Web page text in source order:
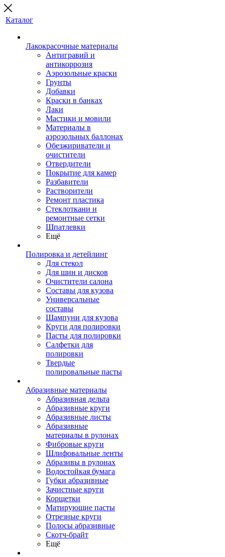
Каталог
Лакокрасочные материалы
Антигравий и
антикоррозия
Аэрозольные краски
Грунты
Добавки
Краски в банках
Лаки
Мастики и мовили
Материалы в
аэрозольных баллонах
Обезжириватели и
очистители
Отвердители
Покрытие для камер
Разбавители
Растворители
Ремонт пластика
Стеклоткани и
ремонтные сетки
Шпатлевки
Ещё
Полировка и детейлинг
Для стекол
Для шин и дисков
Очистители салона
Составы для кузова
Универсальные
составы
Шампуни для кузова
Круги для полировки
Пасты для полировки
Салфетки для
полировки
Твердые
полировальные пасты
Абразивные материалы
Абразивная дельта
Абразивные круги
Абразивные листы
Абразивные
материалы в рулонах
Фибровые круги
Шлифовальные ленты
Абразивы в рулонах
Водостойкая бумага
Губки абразивные
Зачистные круги
Корщетки
Матирующие пасты
Отрезные круги
Полосы абразивные
Скотч-брайт
Ещё